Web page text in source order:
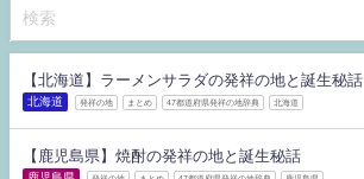
【北海道】ラーメンサラダの発祥の地と誕生秘話
北海道 発祥の地 まとめ 47都道府県発祥の地辞典 北海道
【鹿児島県】焼酎の発祥の地と誕生秘話